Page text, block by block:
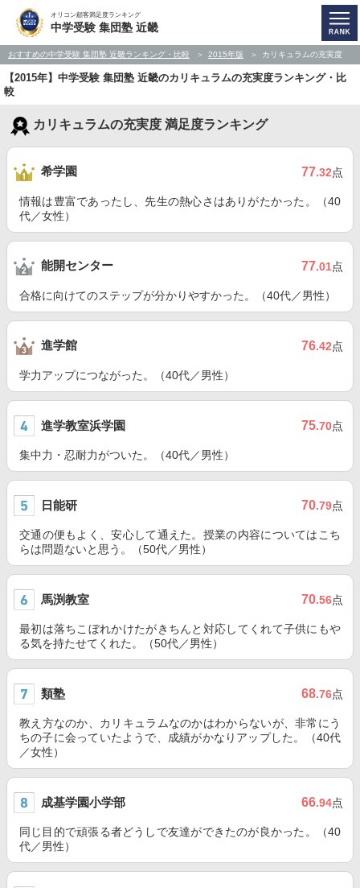
オリコン顧客満足度ランキング
中学受験 集団塾 近畿
おすすめの中学受験 集団塾 近畿ランキング・比較 2015年版 カリキュラムの充実度
【2015年】中学受験 集団塾 近畿のカリキュラムの充実度ランキング・比
較
カリキュラムの充実度 満足度ランキング
希学園 77.32点
情報は豊富であったし、先生の熱心さはありがたかった。（40
代／女性）
能開センター 77.01点
合格に向けてのステップが分かりやすかった。（40代／男性）
進学館 76.42点
学力アップにつながった。（40代／男性）
進学教室浜学園 75.70点
集中力・忍耐力がついた。（40代／男性）
日能研 70.79点
交通の便もよく、安心して通えた。授業の内容についてはこち
らは問題ないと思う。（50代／男性）
馬渕教室 70.56点
最初は落ちこぼれかけたがきちんと対応してくれて子供にもや
る気を持たせてくれた。（50代／男性）
類塾 68.76点
教え方なのか、カリキュラムなのかはわからないが、非常にう
ちの子に会っていたようで、成績がかなりアップした。（40代
／女性）
成基学園小学部 66.94点
同じ目的で頑張る者どうしで友達ができたのが良かった。（40
代／男性）